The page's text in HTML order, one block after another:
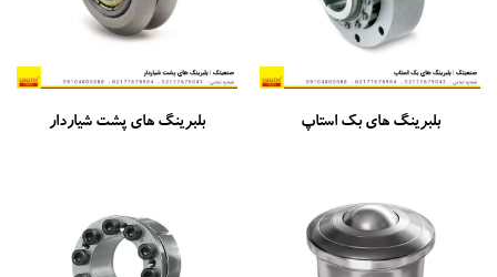
بلبرینگ های بک استاپ بلبرینگ های پشت شیاردار